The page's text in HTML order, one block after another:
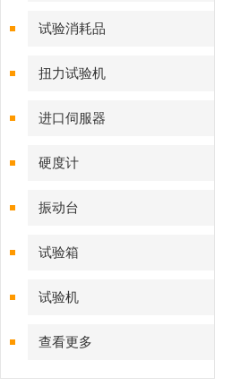
试验消耗品
扭力试验机
进口伺服器
硬度计
振动台
试验箱
试验机
查看更多